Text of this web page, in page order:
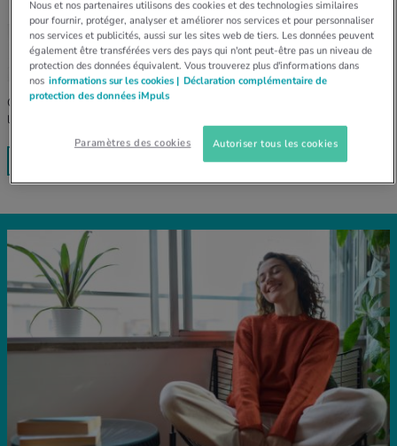
SUCRE CACHÉ
Vous voulez manger moins de sucre?
Certains aliments contiennent plus de sucre que vous ne le pensez. Voici
les plus grandes pièges à sucre.
Nous et nos partenaires utilisons des cookies et des technologies similaires
pour fournir, protéger, analyser et améliorer nos services et pour personnaliser
nos services et publicités, aussi sur les sites web de tiers. Les données peuvent
également être transférées vers des pays qui n'ont peut-être pas un niveau de
protection des données équivalent. Vous trouverez plus d'informations dans
nos informations sur les cookies | Déclaration complémentaire de
protection des données iMpuls
Paramètres des cookies Autoriser tous les cookies